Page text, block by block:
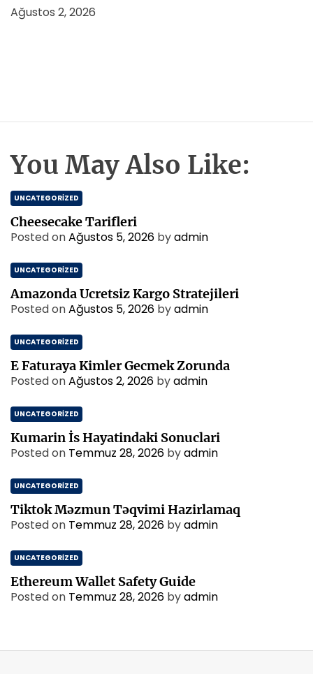
Ağustos 2, 2026
You May Also Like:
UNCATEGORIZED
Cheesecake Tarifleri
Posted onAğustos 5, 2026 byadmin
UNCATEGORIZED
Amazonda Ucretsiz Kargo Stratejileri
Posted onAğustos 5, 2026 byadmin
UNCATEGORIZED
E Faturaya Kimler Gecmek Zorunda
Posted onAğustos 2, 2026 byadmin
UNCATEGORIZED
Kumarin İs Hayatindaki Sonuclari
Posted on Temmuz 28, 2026 byadmin
UNCATEGORIZED
Tiktok Məzmun Təqvimi Hazirlamaq
Posted on Temmuz 28, 2026 byadmin
UNCATEGORIZED
Ethereum Wallet Safety Guide
Posted on Temmuz 28, 2026 byadmin